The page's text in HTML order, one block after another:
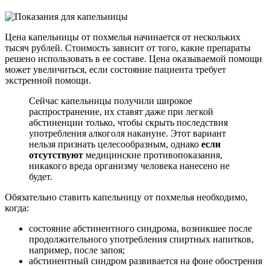
Цена капельницы от похмелья начинается от нескольких
тысяч рублей. Стоимость зависит от того, какие препараты
решено использовать в ее составе. Цена оказываемой помощи
может увеличиться, если состояние пациента требует
экстренной помощи.
Сейчас капельницы получили широкое
распространение, их ставят даже при легкой
абстиненции только, чтобы скрыть последствия
употребления алкоголя накануне. Этот вариант
нельзя признать целесообразным, однако если
отсутствуют медицинские противопоказания,
никакого вреда организму человека нанесено не
будет.
Обязательно ставить капельницу от похмелья необходимо,
когда:
состояние абстинентного синдрома, возникшее после
продолжительного употребления спиртных напитков,
например, после запоя;
абстинентный синдром развивается на фоне обострения